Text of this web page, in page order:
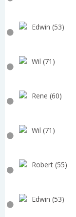
Edwin (53)
Wil (71)
Rene (60)
Wil (71)
Robert (55)
Edwin (53)